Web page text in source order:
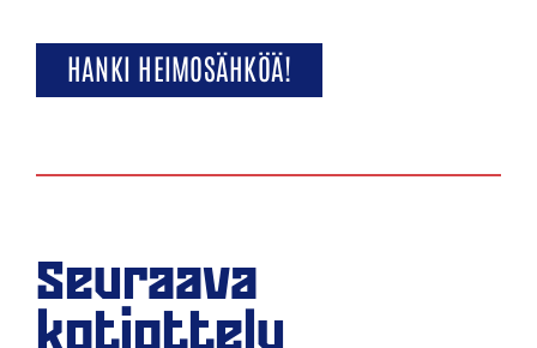
HANKI HEIMOSÄHKÖÄ!
Seuraava
kotiottelu